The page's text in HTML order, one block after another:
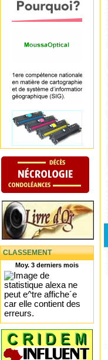
CLASSEMENT
Moy. 3 derniers mois